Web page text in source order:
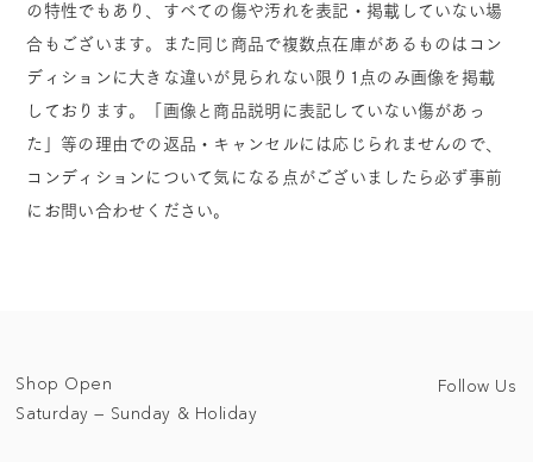
の特性でもあり、すべての傷や汚れを表記・掲載していない場
合もございます。また同じ商品で複数点在庫があるものはコン
ディションに大きな違いが見られない限り1点のみ画像を掲載
しております。「画像と商品説明に表記していない傷があっ
た」等の理由での返品・キャンセルには応じられませんので、
コンディションについて気になる点がございましたら必ず事前
にお問い合わせください。
Shop Open
Saturday — Sunday & Holiday
Follow Us